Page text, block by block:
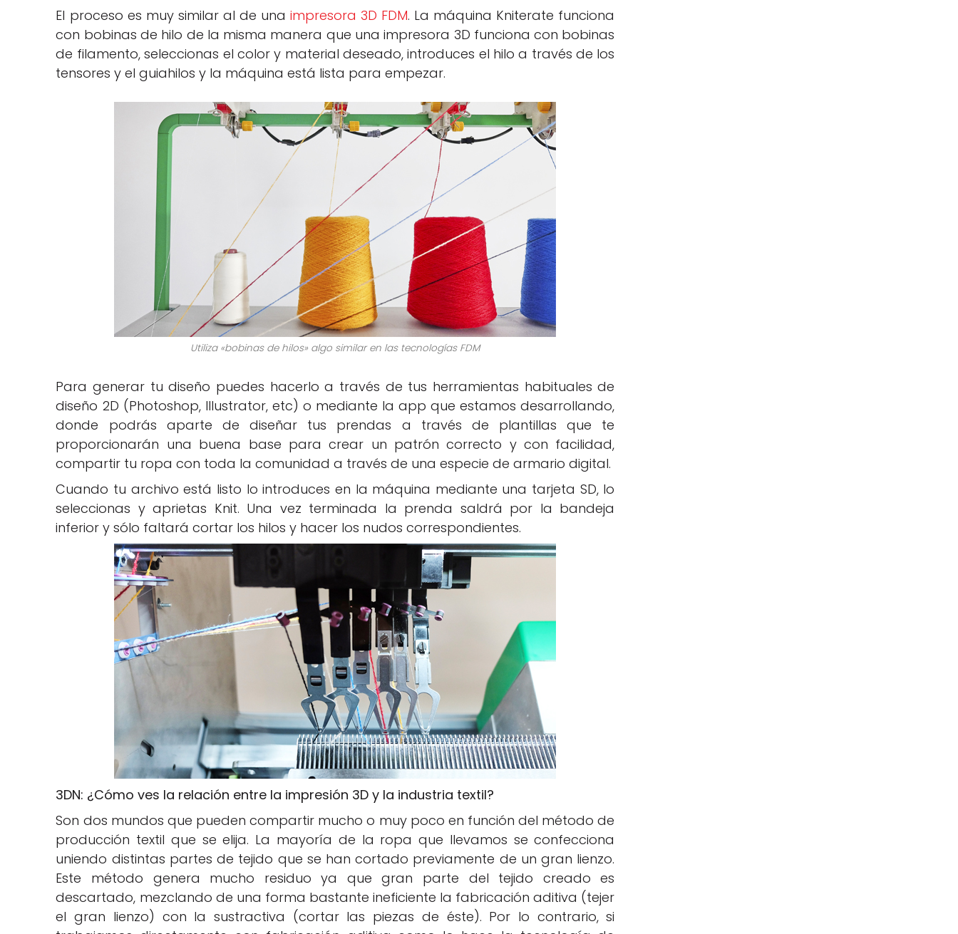
El proceso es muy similar al de una impresora 3D FDM. La máquina Kniterate funciona
con bobinas de hilo de la misma manera que una impresora 3D funciona con bobinas
de filamento, seleccionas el color y material deseado, introduces el hilo a través de los
tensores y el guiahilos y la máquina está lista para empezar.
Utiliza «bobinas de hilos» algo similar en las tecnologías FDM
Para generar tu diseño puedes hacerlo a través de tus herramientas habituales de
diseño 2D (Photoshop, Illustrator, etc) o mediante la app que estamos desarrollando,
donde podrás aparte de diseñar tus prendas a través de plantillas que te
proporcionarán una buena base para crear un patrón correcto y con facilidad,
compartir tu ropa con toda la comunidad a través de una especie de armario digital.
Cuando tu archivo está listo lo introduces en la máquina mediante una tarjeta SD, lo
seleccionas y aprietas Knit. Una vez terminada la prenda saldrá por la bandeja
inferior y sólo faltará cortar los hilos y hacer los nudos correspondientes.
3DN: ¿Cómo ves la relación entre la impresión 3D y la industria textil?
Son dos mundos que pueden compartir mucho o muy poco en función del método de
producción textil que se elija. La mayoría de la ropa que llevamos se confecciona
uniendo distintas partes de tejido que se han cortado previamente de un gran lienzo.
Este método genera mucho residuo ya que gran parte del tejido creado es
descartado, mezclando de una forma bastante ineficiente la fabricación aditiva (tejer
el gran lienzo) con la sustractiva (cortar las piezas de éste). Por lo contrario, si